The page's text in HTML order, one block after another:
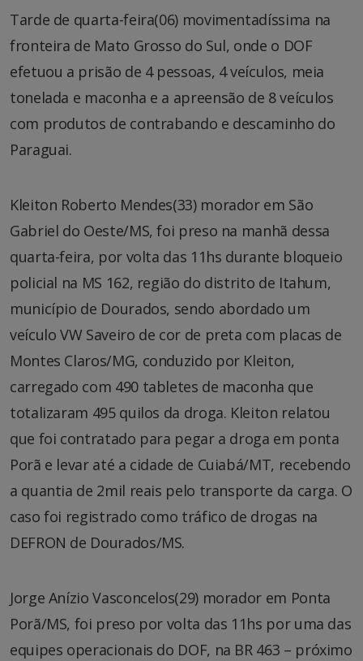
Tarde de quarta-feira(06) movimentadíssima na
fronteira de Mato Grosso do Sul, onde o DOF
efetuou a prisão de 4 pessoas, 4 veículos, meia
tonelada e maconha e a apreensão de 8 veículos
com produtos de contrabando e descaminho do
Paraguai.
Kleiton Roberto Mendes(33) morador em São
Gabriel do Oeste/MS, foi preso na manhã dessa
quarta-feira, por volta das 11hs durante bloqueio
policial na MS 162, região do distrito de Itahum,
município de Dourados, sendo abordado um
veículo VW Saveiro de cor de preta com placas de
Montes Claros/MG, conduzido por Kleiton,
carregado com 490 tabletes de maconha que
totalizaram 495 quilos da droga. Kleiton relatou
que foi contratado para pegar a droga em ponta
Porã e levar até a cidade de Cuiabá/MT, recebendo
a quantia de 2mil reais pelo transporte da carga. O
caso foi registrado como tráfico de drogas na
DEFRON de Dourados/MS.
Jorge Anízio Vasconcelos(29) morador em Ponta
Porã/MS, foi preso por volta das 11hs por uma das
equipes operacionais do DOF, na BR 463 – próximo